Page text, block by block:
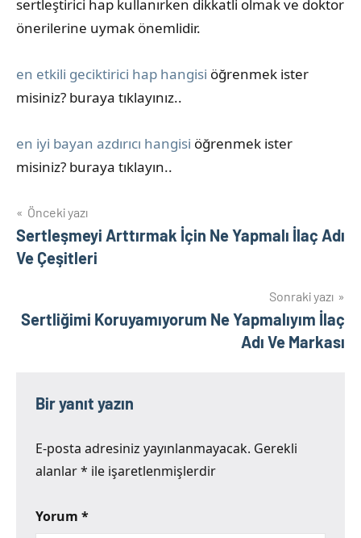
sertleştirici hap kullanırken dikkatli olmak ve doktor
önerilerine uymak önemlidir.
en etkili geciktirici hap hangisi öğrenmek ister
misiniz? buraya tıklayınız..
en iyi bayan azdırıcı hangisi öğrenmek ister
misiniz? buraya tıklayın..
Yazı
gezinmesi
Önceki yazı
Sertleşmeyi Arttırmak İçin Ne Yapmalı İlaç Adı
Ve Çeşitleri
Sonraki yazı
Sertliğimi Koruyamıyorum Ne Yapmalıyım İlaç
Adı Ve Markası
Bir yanıt yazın
E-posta adresiniz yayınlanmayacak. Gerekli
alanlar* ile işaretlenmişlerdir
Yorum *